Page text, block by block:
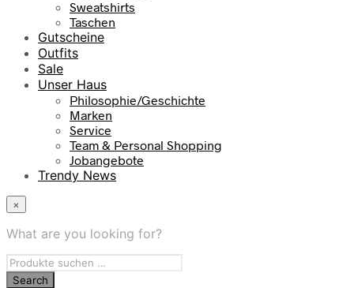
Sweatshirts
Taschen
Gutscheine
Outfits
Sale
Unser Haus
Philosophie/Geschichte
Marken
Service
Team & Personal Shopping
Jobangebote
Trendy News
×
What are you looking for?